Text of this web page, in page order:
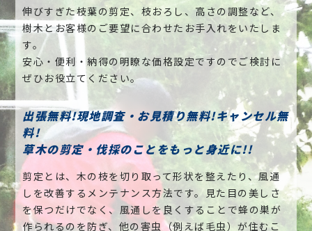
伸びすぎた枝葉の剪定、枝おろし、高さの調整など、
樹木とお客様のご要望に合わせたお手入れをいたしま
す。
安心・便利・納得の明瞭な価格設定ですのでご検討に
ぜひお役立てください。
出張無料!現地調査・お見積り無料!キャンセル無
料!
草木の剪定・伐採のことをもっと身近に!!
剪定とは、木の枝を切り取って形状を整えたり、風通
しを改善するメンテナンス方法です。見た目の美しさ
を保つだけでなく、風通しを良くすることで蜂の巣が
作られるのを防ぎ、他の害虫（例えば毛虫）が住むこ